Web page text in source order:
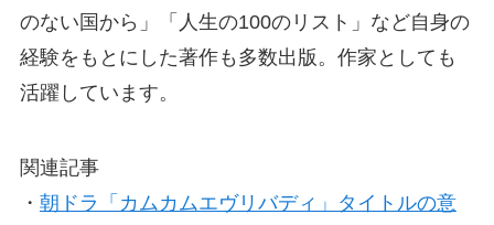
のない国から」「人生の100のリスト」など自身の
経験をもとにした著作も多数出版。作家としても
活躍しています。
関連記事
・ 朝ドラ「カムカムエヴリバディ」タイトルの意